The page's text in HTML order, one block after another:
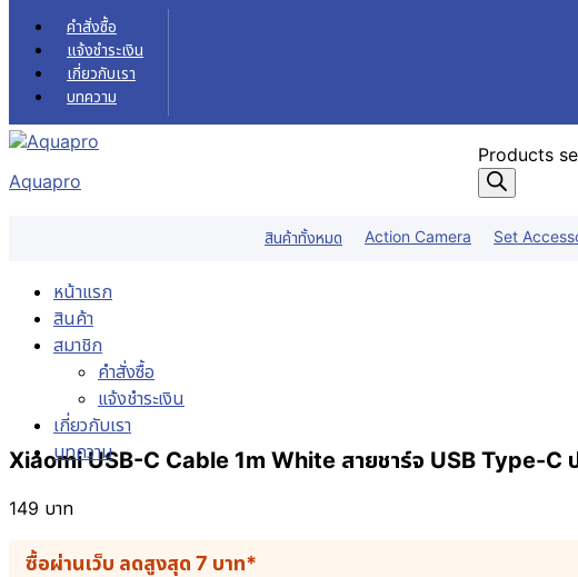
Skip to content
คำสั่งซื้อ
แจ้งชำระเงิน
เกี่ยวกับเรา
บทความ
Aquapro
Products
สินค้าทั้งหมด Action Camera Set
หน้าแรก
สินค้า
สมาชิก
คำสั่งซื้อ
แจ้งชำระเงิน
เกี่ยวกับเรา
บทความ
Xiaomi USB-C Cable 1m White สายชาร์จ USB Type-C
149 บาท
ซื้อผ่านเว็บ ลดสูงสุด 7 บาท*